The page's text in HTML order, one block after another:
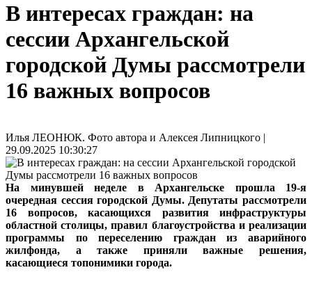
В интересах граждан: на
сессии Архангельской
городской Думы рассмотрели
16 важных вопросов
Илья ЛЕОНЮК. Фото автора и Алексея Липницкого |
29.09.2025 10:30:27
На минувшей неделе в Архангельске прошла 19‑я
очередная сессия городской Думы. Депутаты рассмотрели
16 вопросов, касающихся развития инфраструктуры
областной столицы, правил благоустройства и реализации
программы по переселению граждан из аварийного
жилфонда, а также приняли важные решения,
касающиеся топонимики города.